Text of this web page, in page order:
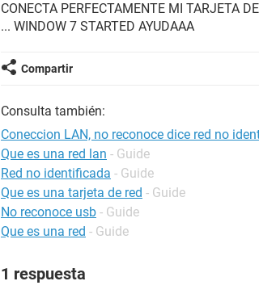
CONECTA PERFECTAMENTE MI TARJETA
... WINDOW 7 STARTED AYUDAAA
Compartir
Consulta también:
Coneccion LAN, no reconoce dice red no
Que es una red lan - Guide
Red no identificada - Guide
Que es una tarjeta de red - Guide
No reconoce usb - Guide
Que es una red - Guide
1 respuesta